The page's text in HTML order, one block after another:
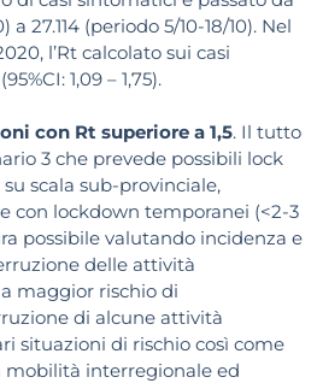
a 27.114 (periodo 5/10-18/10). Nel
l’Rt calcolato sui casi
1,09 – 1,75).
con Rt superiore a 1,5. Il tutto
3 che prevede possibili lock
scala sub-provinciale,
con lockdown temporanei (<2-3
possibile valutando incidenza e
delle attività
maggior rischio di
di alcune attività
situazioni di rischio così come
mobilità interregionale ed